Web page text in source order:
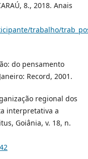
8., 2018. Anais
trabalho/
do pensamento
Record, 2001.
regional dos
interpretativa a
Goiânia, v. 18, n.